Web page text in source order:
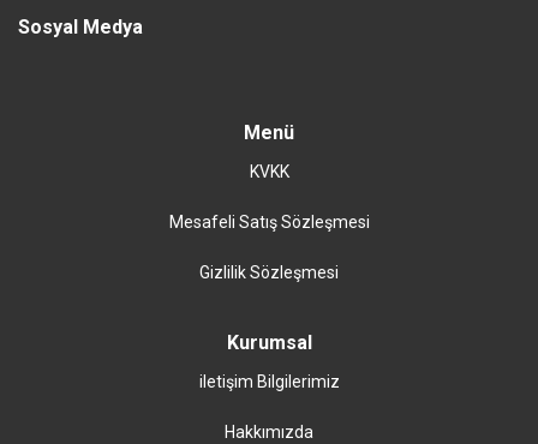
Sosyal Medya
Menü
KVKK
Mesafeli Satış Sözleşmesi
Gizlilik Sözleşmesi
Kurumsal
iletişim Bilgilerimiz
Hakkımızda